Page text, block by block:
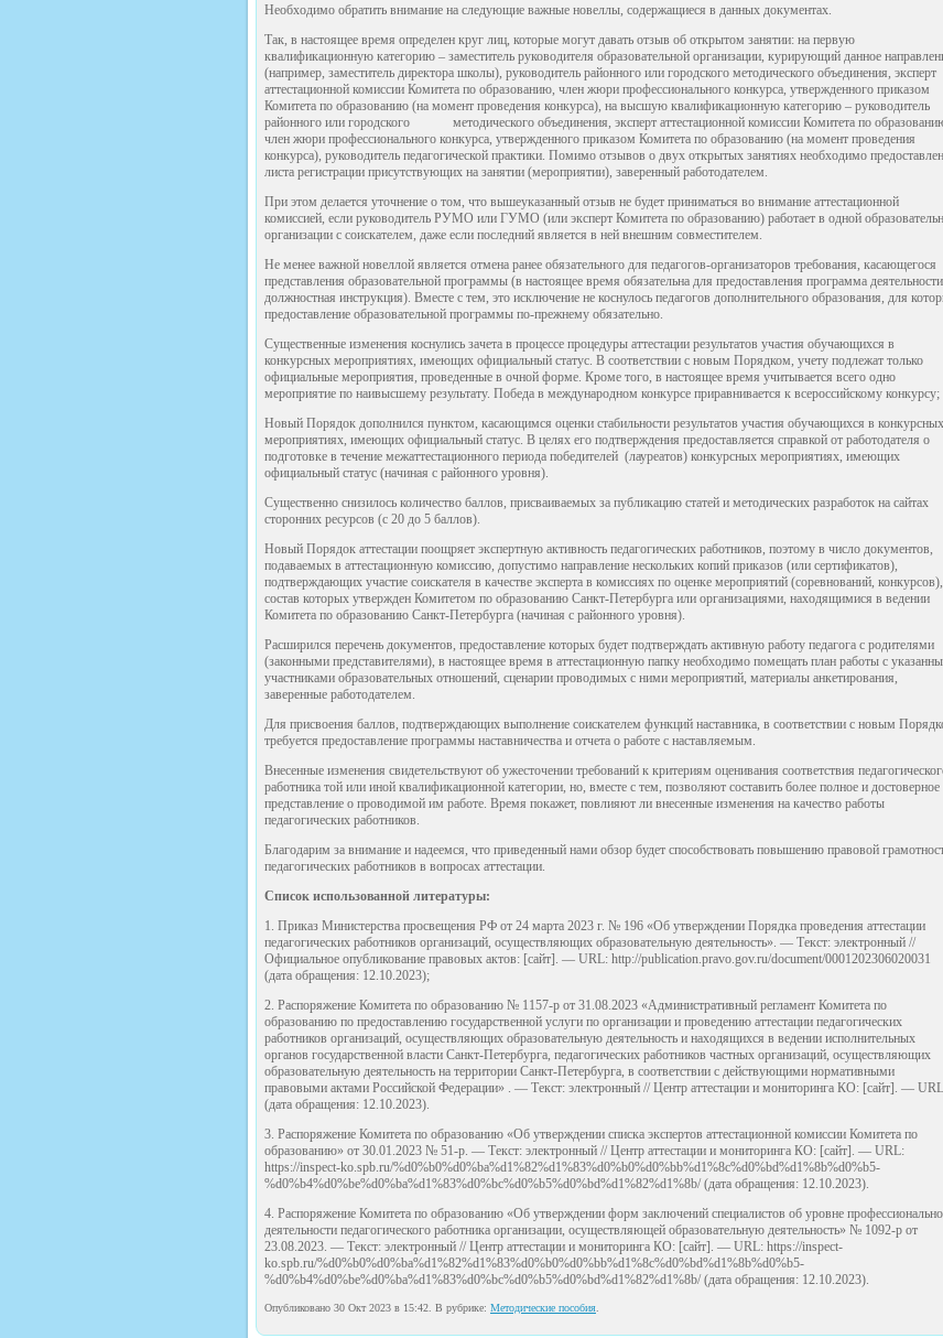
Необходимо обратить внимание на следующие важные новеллы, содержащиеся в данных документах.
Так, в настоящее время определен круг лиц, которые могут давать отзыв об открытом занятии: на первую
квалификационную категорию – заместитель руководителя образовательной организации, курирующий данное
(например, заместитель директора школы), руководитель районного или городского методического объединения, эксперт
аттестационной комиссии Комитета по образованию, член жюри профессионального конкурса, утвержденного приказом
Комитета по образованию (на момент проведения конкурса), на высшую квалификационную категорию – руководитель
районного или городского методического объединения, эксперт аттестационной комиссии Комитета по
член жюри профессионального конкурса, утвержденного приказом Комитета по образованию (на момент проведения
конкурса), руководитель педагогической практики. Помимо отзывов о двух открытых занятиях необходимо
листа регистрации присутствующих на занятии (мероприятии), заверенный работодателем.
При этом делается уточнение о том, что вышеуказанный отзыв не будет приниматься во внимание аттестационной
комиссией, если руководитель РУМО или ГУМО (или эксперт Комитета по образованию) работает в одной
организации с соискателем, даже если последний является в ней внешним совместителем.
Не менее важной новеллой является отмена ранее обязательного для педагогов-организаторов требования, касающегося
представления образовательной программы (в настоящее время обязательна для предоставления программа
должностная инструкция). Вместе с тем, это исключение не коснулось педагогов дополнительного образования, для
предоставление образовательной программы по-прежнему обязательно.
Существенные изменения коснулись зачета в процессе процедуры аттестации результатов участия обучающихся в
конкурсных мероприятиях, имеющих официальный статус. В соответствии с новым Порядком, учету подлежат только
официальные мероприятия, проведенные в очной форме. Кроме того, в настоящее время учитывается всего одно
мероприятие по наивысшему результату. Победа в международном конкурсе приравнивается к всероссийскому конкурсу;
Новый Порядок дополнился пунктом, касающимся оценки стабильности результатов участия обучающихся в конкурсных
мероприятиях, имеющих официальный статус. В целях его подтверждения предоставляется справкой от работодателя о
подготовке в течение межаттестационного периода победителей (лауреатов) конкурсных мероприятиях, имеющих
официальный статус (начиная с районного уровня).
Существенно снизилось количество баллов, присваиваемых за публикацию статей и методических разработок на сайтах
сторонних ресурсов (с 20 до 5 баллов).
Новый Порядок аттестации поощряет экспертную активность педагогических работников, поэтому в число документов,
подаваемых в аттестационную комиссию, допустимо направление нескольких копий приказов (или сертификатов),
подтверждающих участие соискателя в качестве эксперта в комиссиях по оценке мероприятий (соревнований, конкурсов),
состав которых утвержден Комитетом по образованию Санкт-Петербурга или организациями, находящимися в ведении
Комитета по образованию Санкт-Петербурга (начиная с районного уровня).
Расширился перечень документов, предоставление которых будет подтверждать активную работу педагога с родителями
(законными представителями), в настоящее время в аттестационную папку необходимо помещать план работы с
участниками образовательных отношений, сценарии проводимых с ними мероприятий, материалы анкетирования,
заверенные работодателем.
Для присвоения баллов, подтверждающих выполнение соискателем функций наставника, в соответствии с новым
требуется предоставление программы наставничества и отчета о работе с наставляемым.
Внесенные изменения свидетельствуют об ужесточении требований к критериям оценивания соответствия
работника той или иной квалификационной категории, но, вместе с тем, позволяют составить более полное и достоверное
представление о проводимой им работе. Время покажет, повлияют ли внесенные изменения на качество работы
педагогических работников.
Благодарим за внимание и надеемся, что приведенный нами обзор будет способствовать повышению правовой
педагогических работников в вопросах аттестации.
Список использованной литературы:
1. Приказ Министерства просвещения РФ от 24 марта 2023 г. № 196 «Об утверждении Порядка проведения аттестации
педагогических работников организаций, осуществляющих образовательную деятельность». — Текст: электронный //
Официальное опубликование правовых актов: [сайт]. — URL: http://publication.pravo.gov.ru/document/0001202306020031
(дата обращения: 12.10.2023);
2. Распоряжение Комитета по образованию № 1157-р от 31.08.2023 «Административный регламент Комитета по
образованию по предоставлению государственной услуги по организации и проведению аттестации педагогических
работников организаций, осуществляющих образовательную деятельность и находящихся в ведении исполнительных
органов государственной власти Санкт-Петербурга, педагогических работников частных организаций, осуществляющих
образовательную деятельность на территории Санкт-Петербурга, в соответствии с действующими нормативными
правовыми актами Российской Федерации» . — Текст: электронный // Центр аттестации и мониторинга КO: [сайт]. —
(дата обращения: 12.10.2023).
3. Распоряжение Комитета по образованию «Об утверждении списка экспертов аттестационной комиссии Комитета по
образованию» от 30.01.2023 № 51-р. — Текст: электронный // Центр аттестации и мониторинга КO: [сайт]. — URL:
https://inspect-ko.spb.ru/%d0%b0%d0%ba%d1%82%d1%83%d0%b0%d0%bb%d1%8c%d0%bd%d1%8b%d0%b5-
%d0%b4%d0%be%d0%ba%d1%83%d0%bc%d0%b5%d0%bd%d1%82%d1%8b/ (дата обращения: 12.10.2023).
4. Распоряжение Комитета по образованию «Об утверждении форм заключений специалистов об уровне
деятельности педагогического работника организации, осуществляющей образовательную деятельность» № 1092-р от
23.08.2023. — Текст: электронный // Центр аттестации и мониторинга КO: [сайт]. — URL: https://inspect-
ko.spb.ru/%d0%b0%d0%ba%d1%82%d1%83%d0%b0%d0%bb%d1%8c%d0%bd%d1%8b%d0%b5-
%d0%b4%d0%be%d0%ba%d1%83%d0%bc%d0%b5%d0%bd%d1%82%d1%8b/ (дата обращения: 12.10.2023).
Опубликовано 30 Окт 2023 в 15:42. В рубрике: Методические пособия